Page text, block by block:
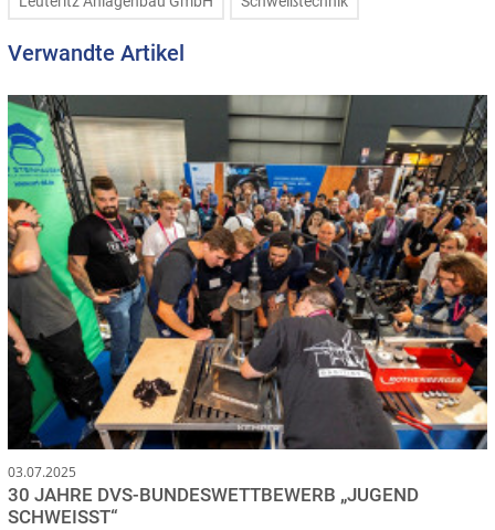
Verwandte Artikel
03.07.2025
30 JAHRE DVS-BUNDESWETTBEWERB „JUGEND
SCHWEISST“